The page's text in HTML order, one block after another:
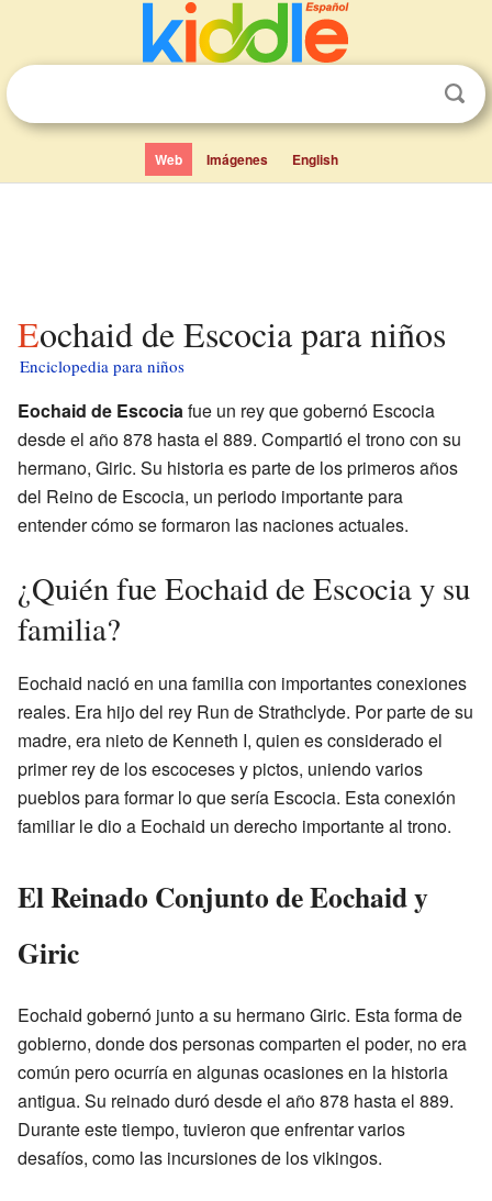
Web Imágenes English
Eochaid de Escocia para niños
Enciclopedia para niños
Eochaid de Escociafue un rey que gobernó Escocia
desde el año 878 hasta el 889. Compartió el trono con su
hermano, Giric. Su historia es parte de los primeros años
del Reino de Escocia, un periodo importante para
entender cómo se formaron las naciones actuales.
¿Quién fue Eochaid de Escocia y su
familia?
Eochaid nació en una familia con importantes conexiones
reales. Era hijo del rey Run de Strathclyde. Por parte de su
madre, era nieto de Kenneth I, quien es considerado el
primer rey de los escoceses y pictos, uniendo varios
pueblos para formar lo que sería Escocia. Esta conexión
familiar le dio a Eochaid un derecho importante al trono.
El Reinado Conjunto de Eochaid y
Giric
Eochaid gobernó junto a su hermano Giric. Esta forma de
gobierno, donde dos personas comparten el poder, no era
común pero ocurría en algunas ocasiones en la historia
antigua. Su reinado duró desde el año 878 hasta el 889.
Durante este tiempo, tuvieron que enfrentar varios
desafíos, como las incursiones de los vikingos.